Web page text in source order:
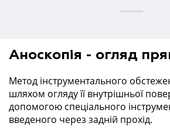
Аноскопія - огляд
Метод інструментального
шляхом огляду її внутрішньої
допомогою спеціального
введеного через задній прохід.